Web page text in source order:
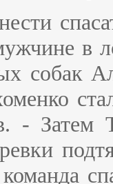
в
собак
- Затем